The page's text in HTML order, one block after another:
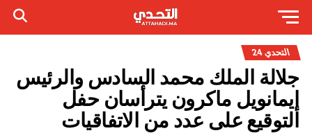
التحدي 24
جلالة الملك محمد السادس والرئيس
إيمانويل ماكرون يترأسان حفل
التوقيع على عدد من الاتفاقيات